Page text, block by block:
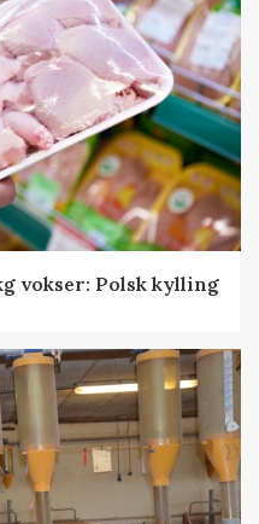
vokser: Polsk kylling